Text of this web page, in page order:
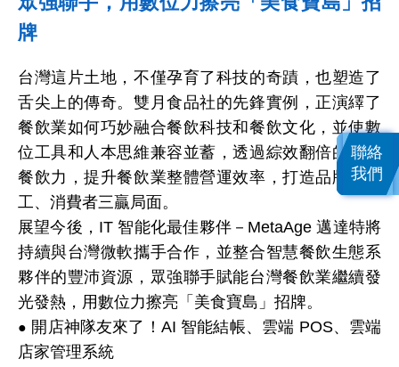
牌
台灣這片土地，不僅孕育了科技的奇蹟，也塑造了
舌尖上的傳奇。雙月食品社的先鋒實例，正演繹了
餐飲業如何巧妙融合餐飲科技和餐飲文化，並使數
位工具和人本思維兼容並蓄，透過綜效翻倍的數位
餐飲力，提升餐飲業整體營運效率，打造品牌、員
工、消費者三贏局面。
展望今後，IT 智能化最佳夥伴－MetaAge 邁達特將
持續與台灣微軟攜手合作，並整合智慧餐飲生態系
夥伴的豐沛資源，眾強聯手賦能台灣餐飲業繼續發
光發熱，用數位力擦亮「美食寶島」招牌。
● 開店神隊友來了！AI 智能結帳、雲端 POS、雲端
店家管理系統
聯絡
我們